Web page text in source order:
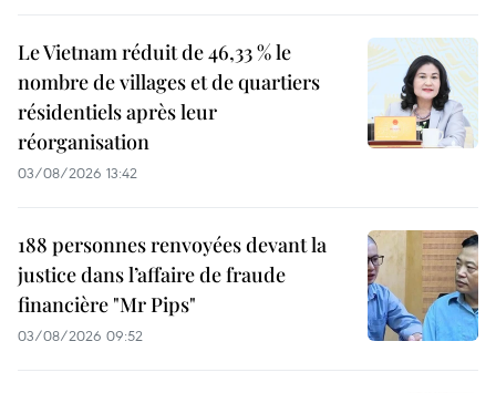
Le Vietnam réduit de 46,33 % le
nombre de villages et de quartiers
résidentiels après leur
réorganisation
03/08/2026 13:42
188 personnes renvoyées devant la
justice dans l’affaire de fraude
financière "Mr Pips"
03/08/2026 09:52